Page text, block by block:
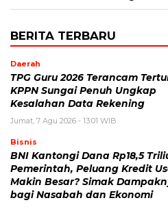
BERITA TERBARU
Daerah
TPG Guru 2026 Terancam
KPPN Sungai Penuh Ungkap
Kesalahan Data Rekening
Jumat, 7 Agu 2026 - 13:01 WIB
Bisnis
BNI Kantongi Dana Rp18,5
Pemerintah, Peluang Kredit
Makin Besar? Simak
bagi Nasabah dan Ekonomi